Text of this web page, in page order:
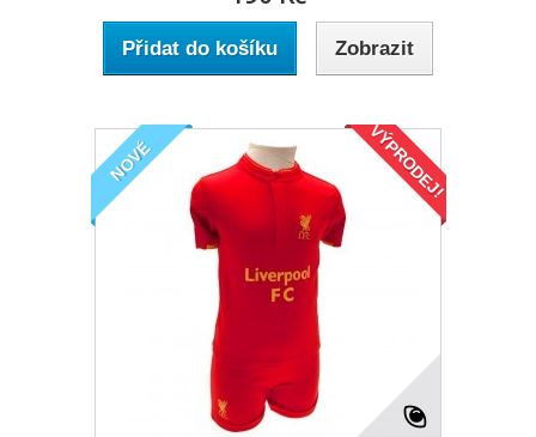
Přidat do košíku Zobrazit
NOVÉ VÝPRODEJ!